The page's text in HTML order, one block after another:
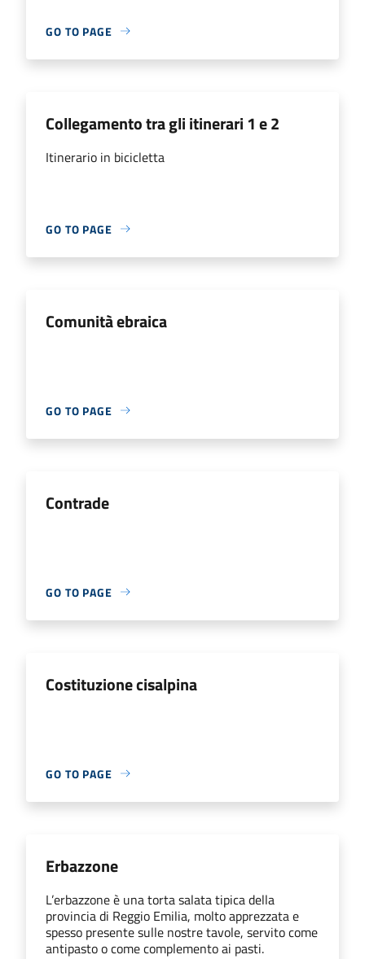
GO TO PAGE
Collegamento tra gli itinerari 1 e 2
Itinerario in bicicletta
GO TO PAGE
Comunità ebraica
GO TO PAGE
Contrade
GO TO PAGE
Costituzione cisalpina
GO TO PAGE
Erbazzone
L’erbazzone è una torta salata tipica della
provincia di Reggio Emilia, molto apprezzata e
spesso presente sulle nostre tavole, servito come
antipasto o come complemento ai pasti.